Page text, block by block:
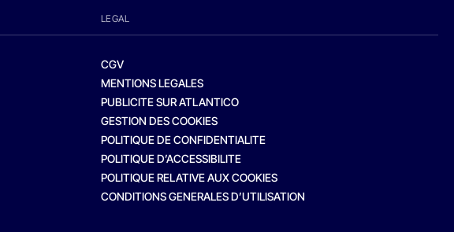
LEGAL
CGV
MENTIONS LEGALES
PUBLICITE SUR ATLANTICO
GESTION DES COOKIES
POLITIQUE DE CONFIDENTIALITE
POLITIQUE D’ACCESSIBILITE
POLITIQUE RELATIVE AUX COOKIES
CONDITIONS GENERALES D’UTILISATION